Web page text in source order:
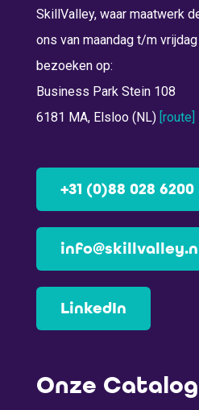
SkillValley, waar maatwerk
ons van maandag t/m
bezoeken op:
Business Park Stein 108
6181 MA, Elsloo (NL) [route]
+31 (0)88 028 6200
LinkedIn
Onze